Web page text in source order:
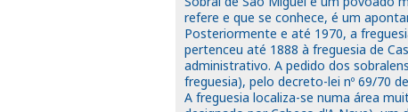
refere e que se conhece, é um
Posteriormente e até 1970, a
pertenceu até 1888 à freguesia de
administrativo. A pedido dos
freguesia), pelo decreto-lei nº 69/70
A freguesia localiza-se numa área